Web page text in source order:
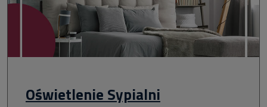
Oświetlenie Sypialni